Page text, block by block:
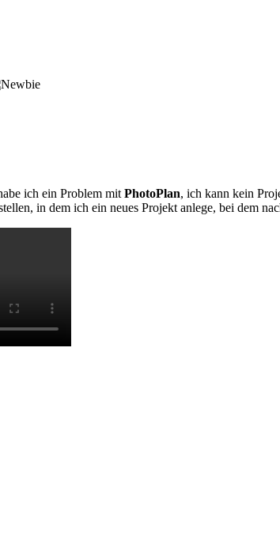
ich ein Problem mit PhotoPlan, ich kann kein
in dem ich ein neues Projekt anlege, bei dem